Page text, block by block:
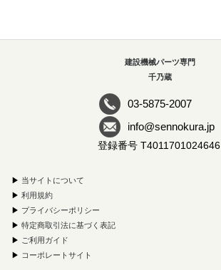
建設機械パーツ専門
千乃蔵
03-5875-2007
info@sennokura.jp
登録番号 T4011701024646
▶ 当サイトについて
▶ 利用規約
▶ プライバシーポリシー
▶ 特定商取引法に基づく表記
▶ ご利用ガイド
▶ コーポレートサイト